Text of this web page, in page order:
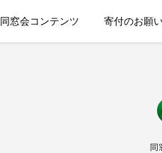
同窓会コンテンツ 寄付のお願